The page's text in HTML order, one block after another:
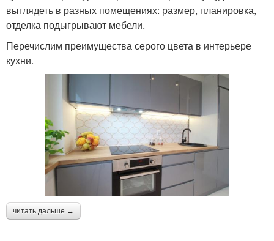
выглядеть в разных помещениях: размер, планировка,
отделка подыгрывают мебели.
Перечислим преимущества серого цвета в интерьере
кухни.
читать дальше →